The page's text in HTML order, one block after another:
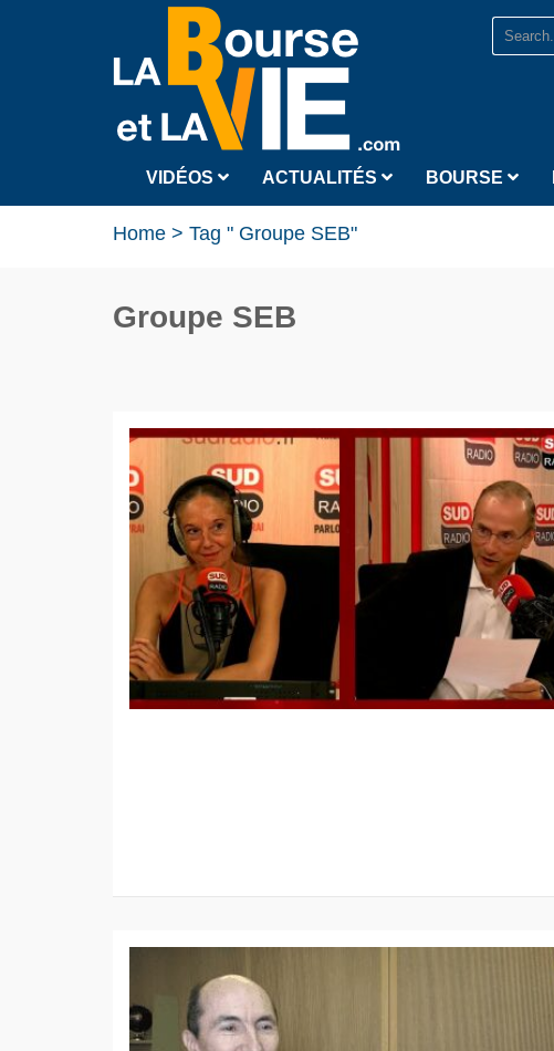
VIDÉOS ACTUALITÉS BOURSE
Home > Tag " Groupe SEB"
Groupe SEB